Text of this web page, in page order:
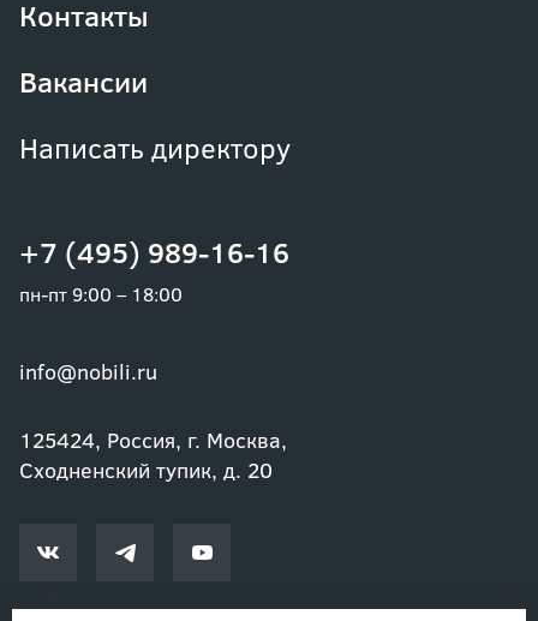
+7 (495) 989-16-16
пн-пт 9:00 – 18:00
info@nobili.ru
125424, Россия, г. Москва,
Сходненский тупик, д. 20
Контакты
Вакансии
Написать директору